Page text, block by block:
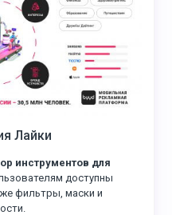
Лайки
инструментов для
доступны
фильтры, маски и